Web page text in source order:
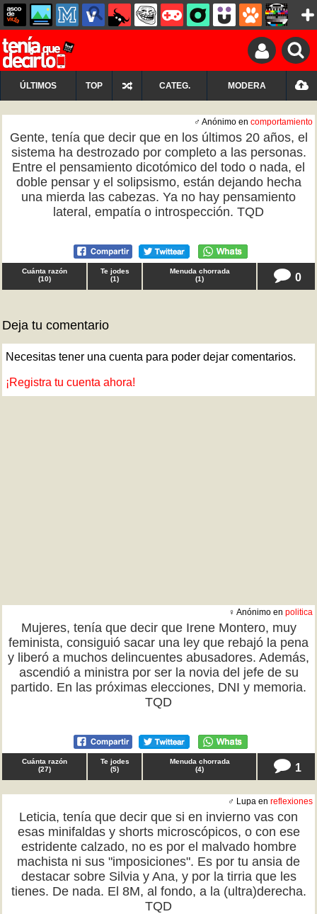
ÚLTIMOS TOP CATEG. MODERA
♂ Anónimo en comportamiento
Gente, tenía que decir que en los últimos 20 años, el
sistema ha destrozado por completo a las personas.
Entre el pensamiento dicotómico del todo o nada, el
doble pensar y el solipsismo, están dejando hecha
una mierda las cabezas. Ya no hay pensamiento
lateral, empatía o introspección. TQD
Cuánta razón
(10)
Te jodes
(1)
Menuda chorrada
(1) 0
Deja tu comentario
Necesitas tener una cuenta para poder dejar comentarios.
¡Registra tu cuenta ahora!
♀ Anónimo en politica
Mujeres, tenía que decir que Irene Montero, muy
feminista, consiguió sacar una ley que rebajó la pena
y liberó a muchos delincuentes abusadores. Además,
ascendió a ministra por ser la novia del jefe de su
partido. En las próximas elecciones, DNI y memoria.
TQD
Cuánta razón
(27)
Te jodes
(5)
Menuda chorrada
(4) 1
♂ Lupa en reflexiones
Leticia, tenía que decir que si en invierno vas con
esas minifaldas y shorts microscópicos, o con ese
estridente calzado, no es por el malvado hombre
machista ni sus "imposiciones". Es por tu ansia de
destacar sobre Silvia y Ana, y por la tirria que les
tienes. De nada. El 8M, al fondo, a la (ultra)derecha.
TQD